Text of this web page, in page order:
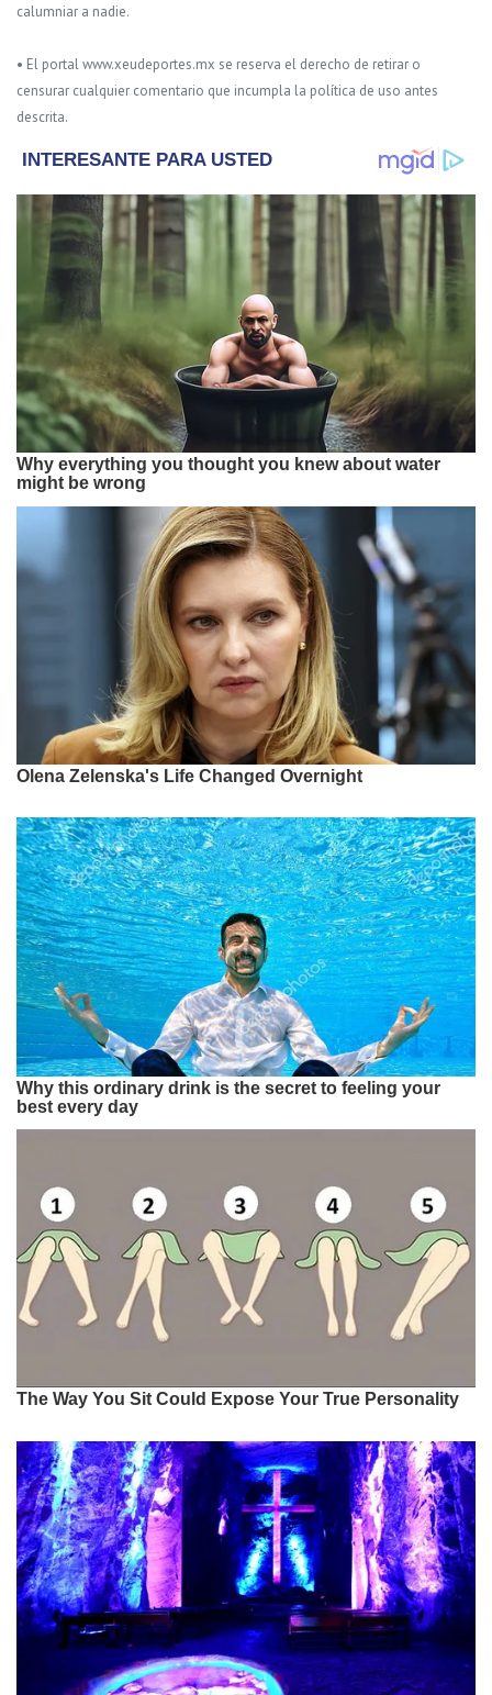
calumniar a nadie.
• El portal www.xeudeportes.mx se reserva el derecho de retirar o
censurar cualquier comentario que incumpla la política de uso antes
descrita.